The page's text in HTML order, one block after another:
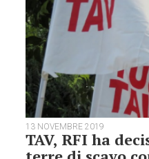
13 NOVEMBRE 2019
TAV, RFI ha